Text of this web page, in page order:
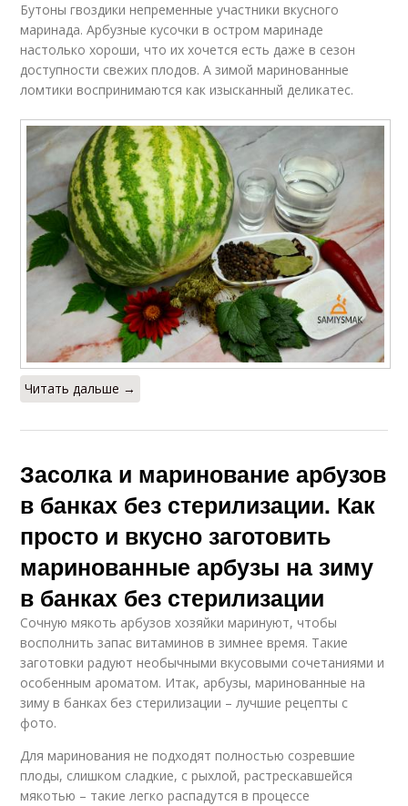
Бутоны гвоздики непременные участники вкусного
маринада. Арбузные кусочки в остром маринаде
настолько хороши, что их хочется есть даже в сезон
доступности свежих плодов. А зимой маринованные
ломтики воспринимаются как изысканный деликатес.
Читать дальше →
Засолка и маринование арбузов
в банках без стерилизации. Как
просто и вкусно заготовить
маринованные арбузы на зиму
в банках без стерилизации
Сочную мякоть арбузов хозяйки маринуют, чтобы
восполнить запас витаминов в зимнее время. Такие
заготовки радуют необычными вкусовыми сочетаниями и
особенным ароматом. Итак, арбузы, маринованные на
зиму в банках без стерилизации – лучшие рецепты с
фото.
Для маринования не подходят полностью созревшие
плоды, слишком сладкие, с рыхлой, растрескавшейся
мякотью – такие легко распадутся в процессе